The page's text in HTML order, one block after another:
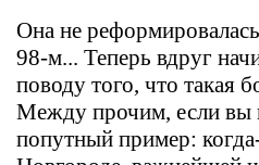
Она не
98-м... Теперь вдруг
поводу того, что такая
Между прочим, если вы
попутный пример: